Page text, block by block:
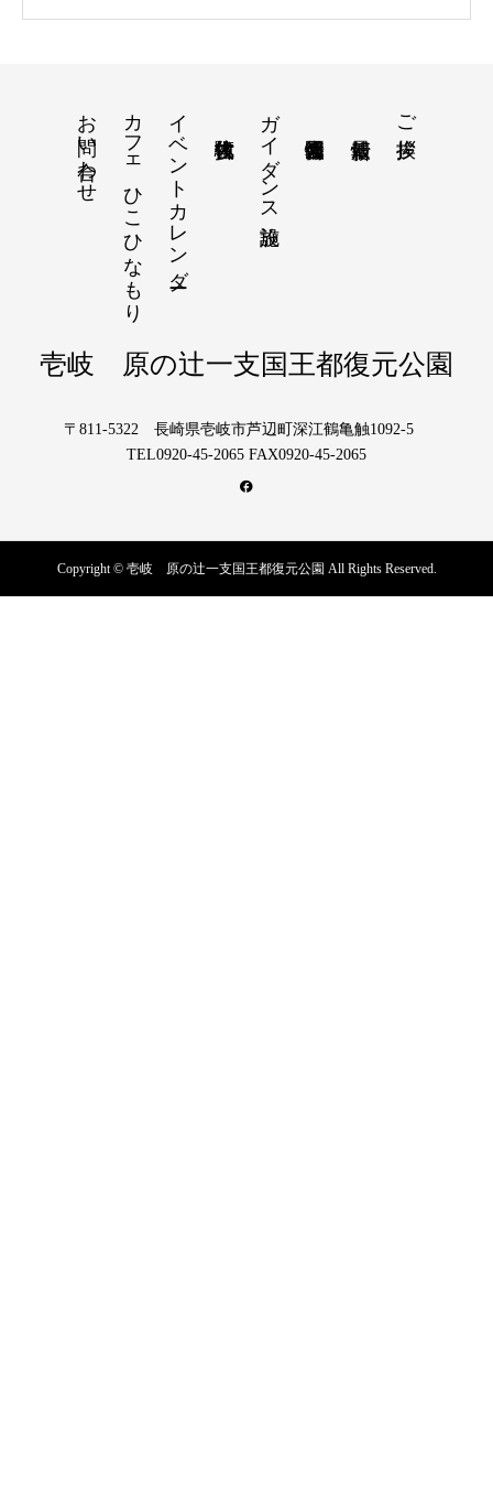
ご挨拶
ガイダンス施設
イベントカレンダー
カフェ ひこひなもり
お問い合わせ
壱岐 原の辻一支国王都復元公園
〒811-5322 長崎県壱岐市芦辺町深江鶴亀触1092-5
TEL0920-45-2065 FAX0920-45-2065
Copyright © 壱岐 原の辻一支国王都復元公園 All Rights Reserved.